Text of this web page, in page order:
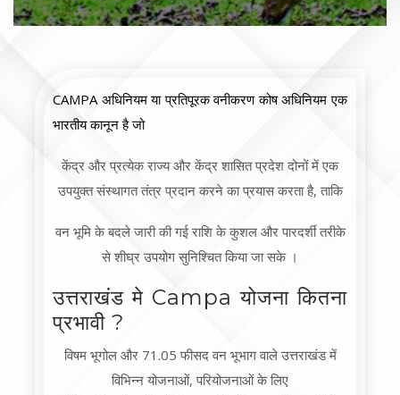
CAMPA अधिनियम या प्रतिपूरक वनीकरण कोष अधिनियम एक
भारतीय कानून है जो
केंद्र और प्रत्येक राज्य और केंद्र शासित प्रदेश दोनों में एक
उपयुक्त संस्थागत तंत्र प्रदान करने का प्रयास करता है, ताकि
वन भूमि के बदले जारी की गई राशि के कुशल और पारदर्शी तरीके
से शीघ्र उपयोग सुनिश्चित किया जा सके ।
उत्तराखंड मे Campa योजना कितना
प्रभावी ?
विषम भूगोल और 71.05 फीसद वन भूभाग वाले उत्तराखंड में
विभिन्न योजनाओं, परियोजनाओं के लिए